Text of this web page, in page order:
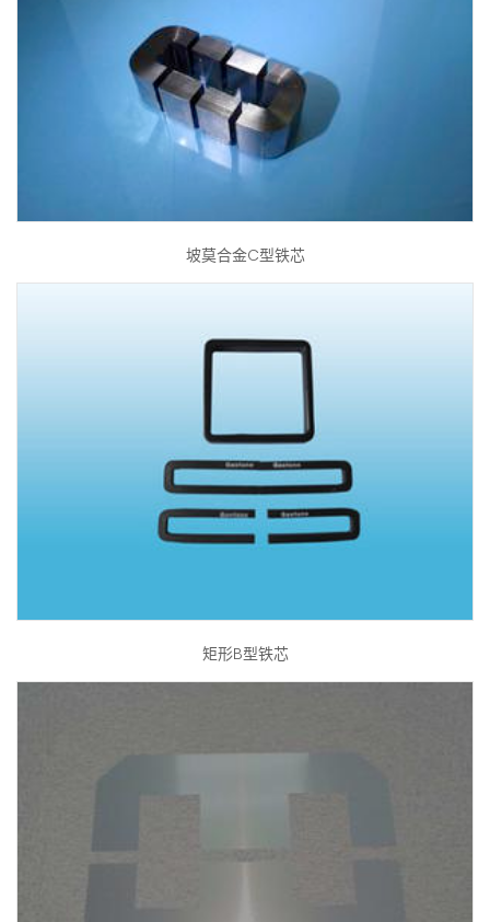
坡莫合金C型铁芯
矩形B型铁芯